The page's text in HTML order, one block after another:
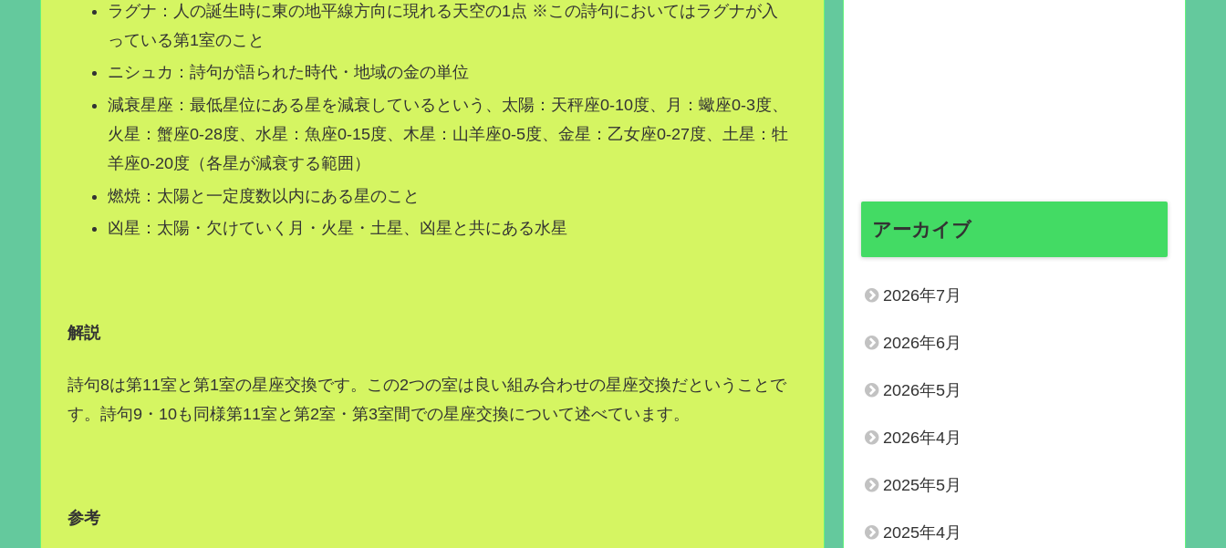
ラグナ：人の誕生時に東の地平線方向に現れる天空の1点 ※この詩句においてはラグナが入
っている第1室のこと
ニシュカ：詩句が語られた時代・地域の金の単位
減衰星座：最低星位にある星を減衰しているという、太陽：天秤座0-10度、月：蠍座0-3度、
火星：蟹座0-28度、水星：魚座0-15度、木星：山羊座0-5度、金星：乙女座0-27度、土星：牡
羊座0-20度（各星が減衰する範囲）
燃焼：太陽と一定度数以内にある星のこと
凶星：太陽・欠けていく月・火星・土星、凶星と共にある水星
解説
詩句8は第11室と第1室の星座交換です。この2つの室は良い組み合わせの星座交換だということで
す。詩句9・10も同様第11室と第2室・第3室間での星座交換について述べています。
参考
アーカイブ
2026年7月
2026年6月
2026年5月
2026年4月
2025年5月
2025年4月